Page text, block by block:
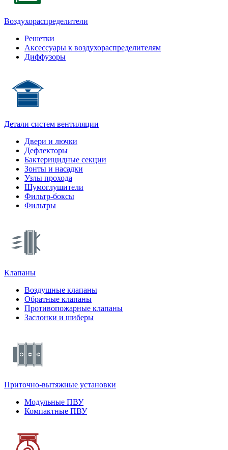
Воздухораспределители
Решетки
Аксессуары к воздухораспределителям
Диффузоры
Детали систем вентиляции
Двери и лючки
Дефлекторы
Бактерицидные секции
Зонты и насадки
Узлы прохода
Шумоглушители
Фильтр-боксы
Фильтры
Клапаны
Воздушные клапаны
Обратные клапаны
Противопожарные клапаны
Заслонки и шиберы
Приточно-вытяжные установки
Модульные ПВУ
Компактные ПВУ